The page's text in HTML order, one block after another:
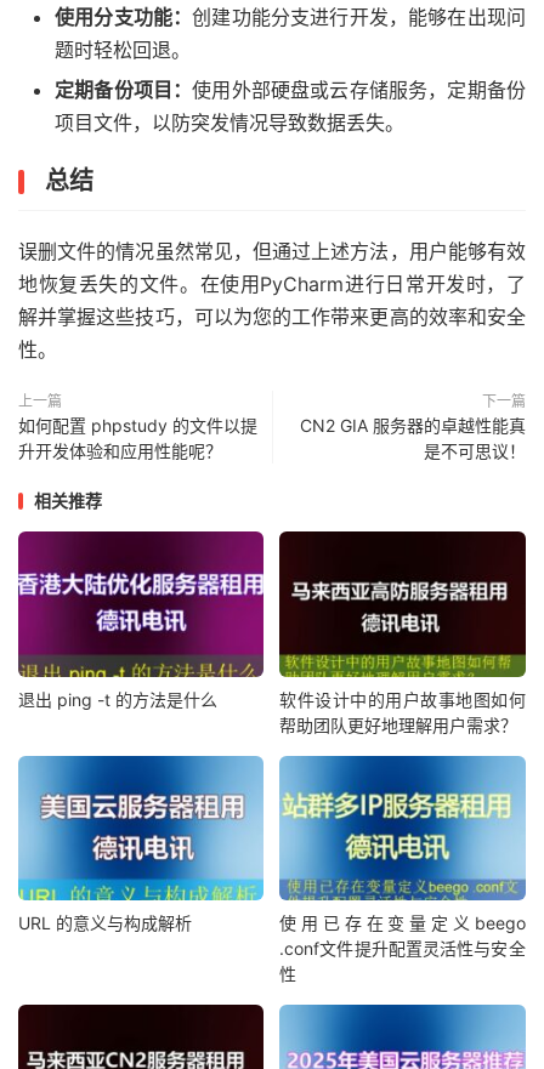
使用分支功能：创建功能分支进行开发，能够在出现问
题时轻松回退。
定期备份项目：使用外部硬盘或云存储服务，定期备份
项目文件，以防突发情况导致数据丢失。
总结
误删文件的情况虽然常见，但通过上述方法，用户能够有效
地恢复丢失的文件。在使用PyCharm进行日常开发时，了
解并掌握这些技巧，可以为您的工作带来更高的效率和安全
性。
上一篇
如何配置 phpstudy 的文件以提
升开发体验和应用性能呢？
下一篇
CN2 GIA 服务器的卓越性能真
是不可思议！
相关推荐
退出 ping -t 的方法是什么
软件设计中的用户故事地图如何
帮助团队更好地理解用户需求？
URL 的意义与构成解析
使用已存在变量定义beego
.conf文件提升配置灵活性与安全
性